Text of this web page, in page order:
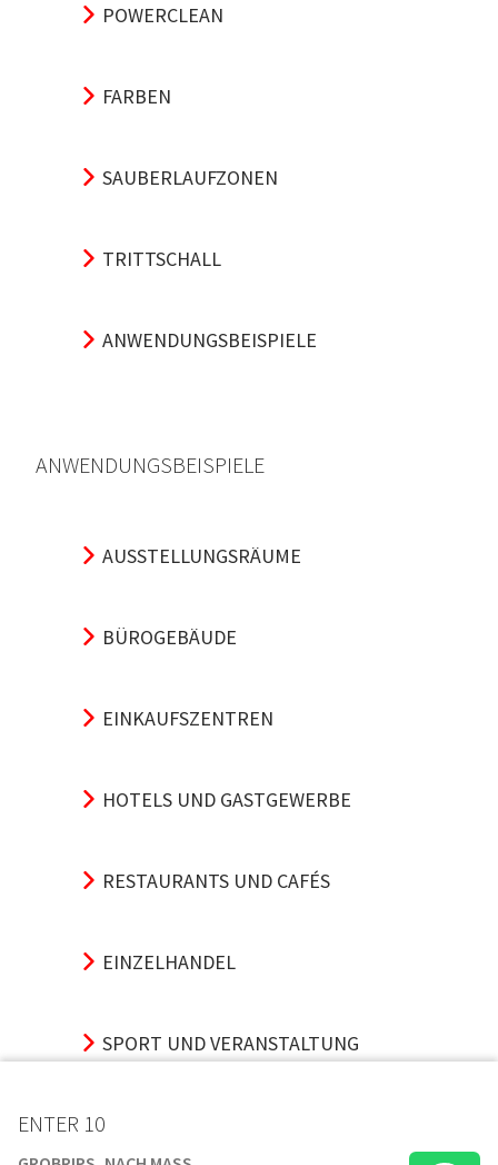
ENTER 10
POWERCLEAN
FARBEN
SAUBERLAUFZONEN
TRITTSCHALL
ANWENDUNGSBEISPIELE
ANWENDUNGSBEISPIELE
AUSSTELLUNGSRÄUME
BÜROGEBÄUDE
EINKAUFSZENTREN
HOTELS UND GASTGEWERBE
RESTAURANTS UND CAFÉS
EINZELHANDEL
SPORT UND VERANSTALTUNG
VERKEHRSKNOTENPUNKTE